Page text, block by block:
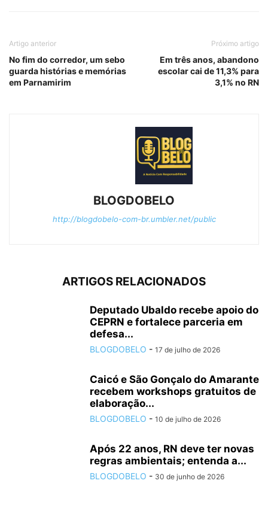
Artigo anterior
No fim do corredor, um sebo
guarda histórias e memórias
em Parnamirim
Próximo artigo
Em três anos, abandono
escolar cai de 11,3% para
3,1% no RN
BLOGDOBELO
http://blogdobelo-com-br.umbler.net/public
ARTIGOS RELACIONADOS
Deputado Ubaldo recebe apoio do
CEPRN e fortalece parceria em
defesa...
BLOGDOBELO - 17 de julho de 2026
Caicó e São Gonçalo do Amarante
recebem workshops gratuitos de
elaboração...
BLOGDOBELO - 10 de julho de 2026
Após 22 anos, RN deve ter novas
regras ambientais; entenda a...
BLOGDOBELO - 30 de junho de 2026